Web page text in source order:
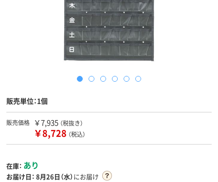
販売単位：1個
販売価格 ￥7,935 （税抜き）
￥8,728 （税込）
在庫： あり
お届け日： 8月26日（水）にお届け